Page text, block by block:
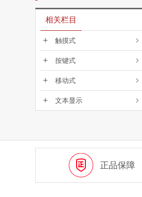
相关栏目
+ 触摸式
+ 按键式
+ 移动式
+ 文本显示
正品保障